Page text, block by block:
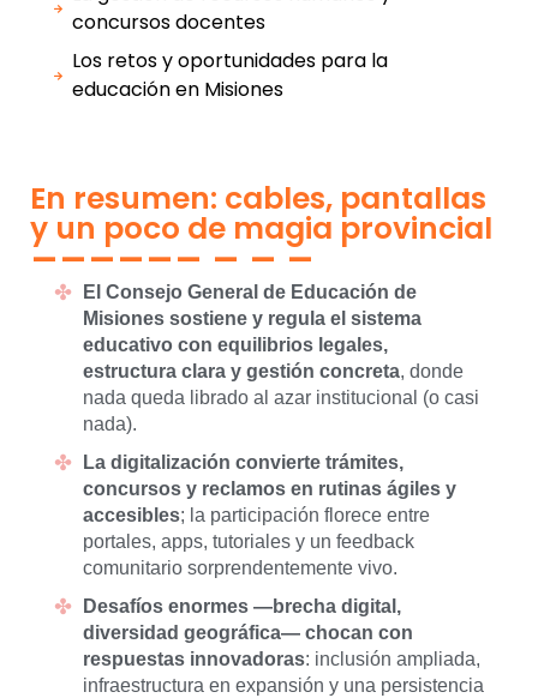
concursos docentes
Los retos y oportunidades para la
educación en Misiones
En resumen: cables, pantallas
y un poco de magia provincial
El Consejo General de Educación de
Misiones sostiene y regula el sistema
educativo con equilibrios legales,
estructura clara y gestión concreta, donde
nada queda librado al azar institucional (o casi
nada).
La digitalización convierte trámites,
concursos y reclamos en rutinas ágiles y
accesibles; la participación florece entre
portales, apps, tutoriales y un feedback
comunitario sorprendentemente vivo.
Desafíos enormes —brecha digital,
diversidad geográfica— chocan con
respuestas innovadoras: inclusión ampliada,
infraestructura en expansión y una persistencia